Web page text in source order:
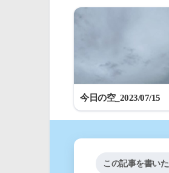
今日の空_2023/07/15
この記事を書い